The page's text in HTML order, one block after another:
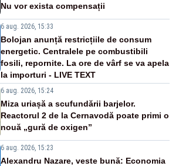
Nu vor exista compensații
6 aug. 2026, 15:33
Bolojan anunță restricțiile de consum
energetic. Centralele pe combustibili
fosili, repornite. La ore de vârf se va apela
la importuri - LIVE TEXT
6 aug. 2026, 15:24
Miza uriașă a scufundării barjelor.
Reactorul 2 de la Cernavodă poate primi o
nouă „gură de oxigen”
6 aug. 2026, 15:23
Alexandru Nazare, veste bună: Economia